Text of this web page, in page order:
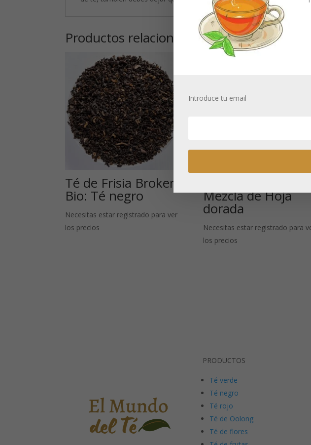
Productos relacionados
Té de Frisia Broken
Bio: Té negro
Necesitas estar registrado para ver
los precios
Mezcla de Hoja
dorada
Necesitas estar registrado para
los precios
PRODUCTOS
Té verde
Té negro
Té rojo
Té de Oolong
Té de flores
Introduce tu email